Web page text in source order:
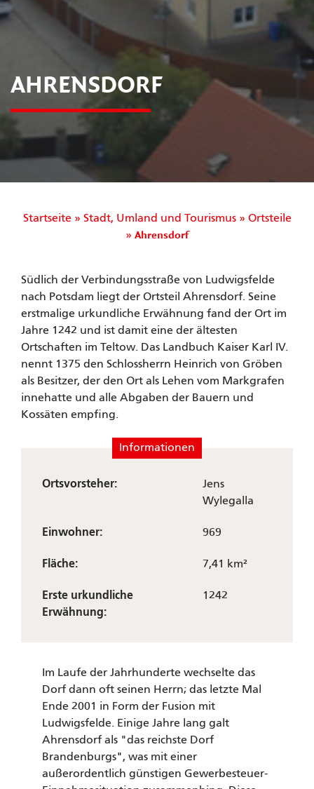
AHRENSDORF
Startseite» Stadt, Umland und Tourismus» Ortsteile
» Ahrensdorf
Südlich der Verbindungsstraße von Ludwigsfelde
nach Potsdam liegt der Ortsteil Ahrensdorf. Seine
erstmalige urkundliche Erwähnung fand der Ort im
Jahre 1242 und ist damit eine der ältesten
Ortschaften im Teltow. Das Landbuch Kaiser Karl IV.
nennt 1375 den Schlossherrn Heinrich von Gröben
als Besitzer, der den Ort als Lehen vom Markgrafen
innehatte und alle Abgaben der Bauern und
Kossäten empfing.
Informationen
Ortsvorsteher:
Jens
Wylegalla
Einwohner: 969
Fläche: 7,41 km²
Erste urkundliche
Erwähnung:
1242
Im Laufe der Jahrhunderte wechselte das
Dorf dann oft seinen Herrn; das letzte Mal
Ende 2001 in Form der Fusion mit
Ludwigsfelde. Einige Jahre lang galt
Ahrensdorf als "das reichste Dorf
Brandenburgs", was mit einer
außerordentlich günstigen Gewerbesteuer-